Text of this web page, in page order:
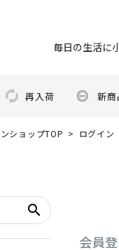
毎日の生活に
再入荷 新商
ショップTOP ログイン
search
会員